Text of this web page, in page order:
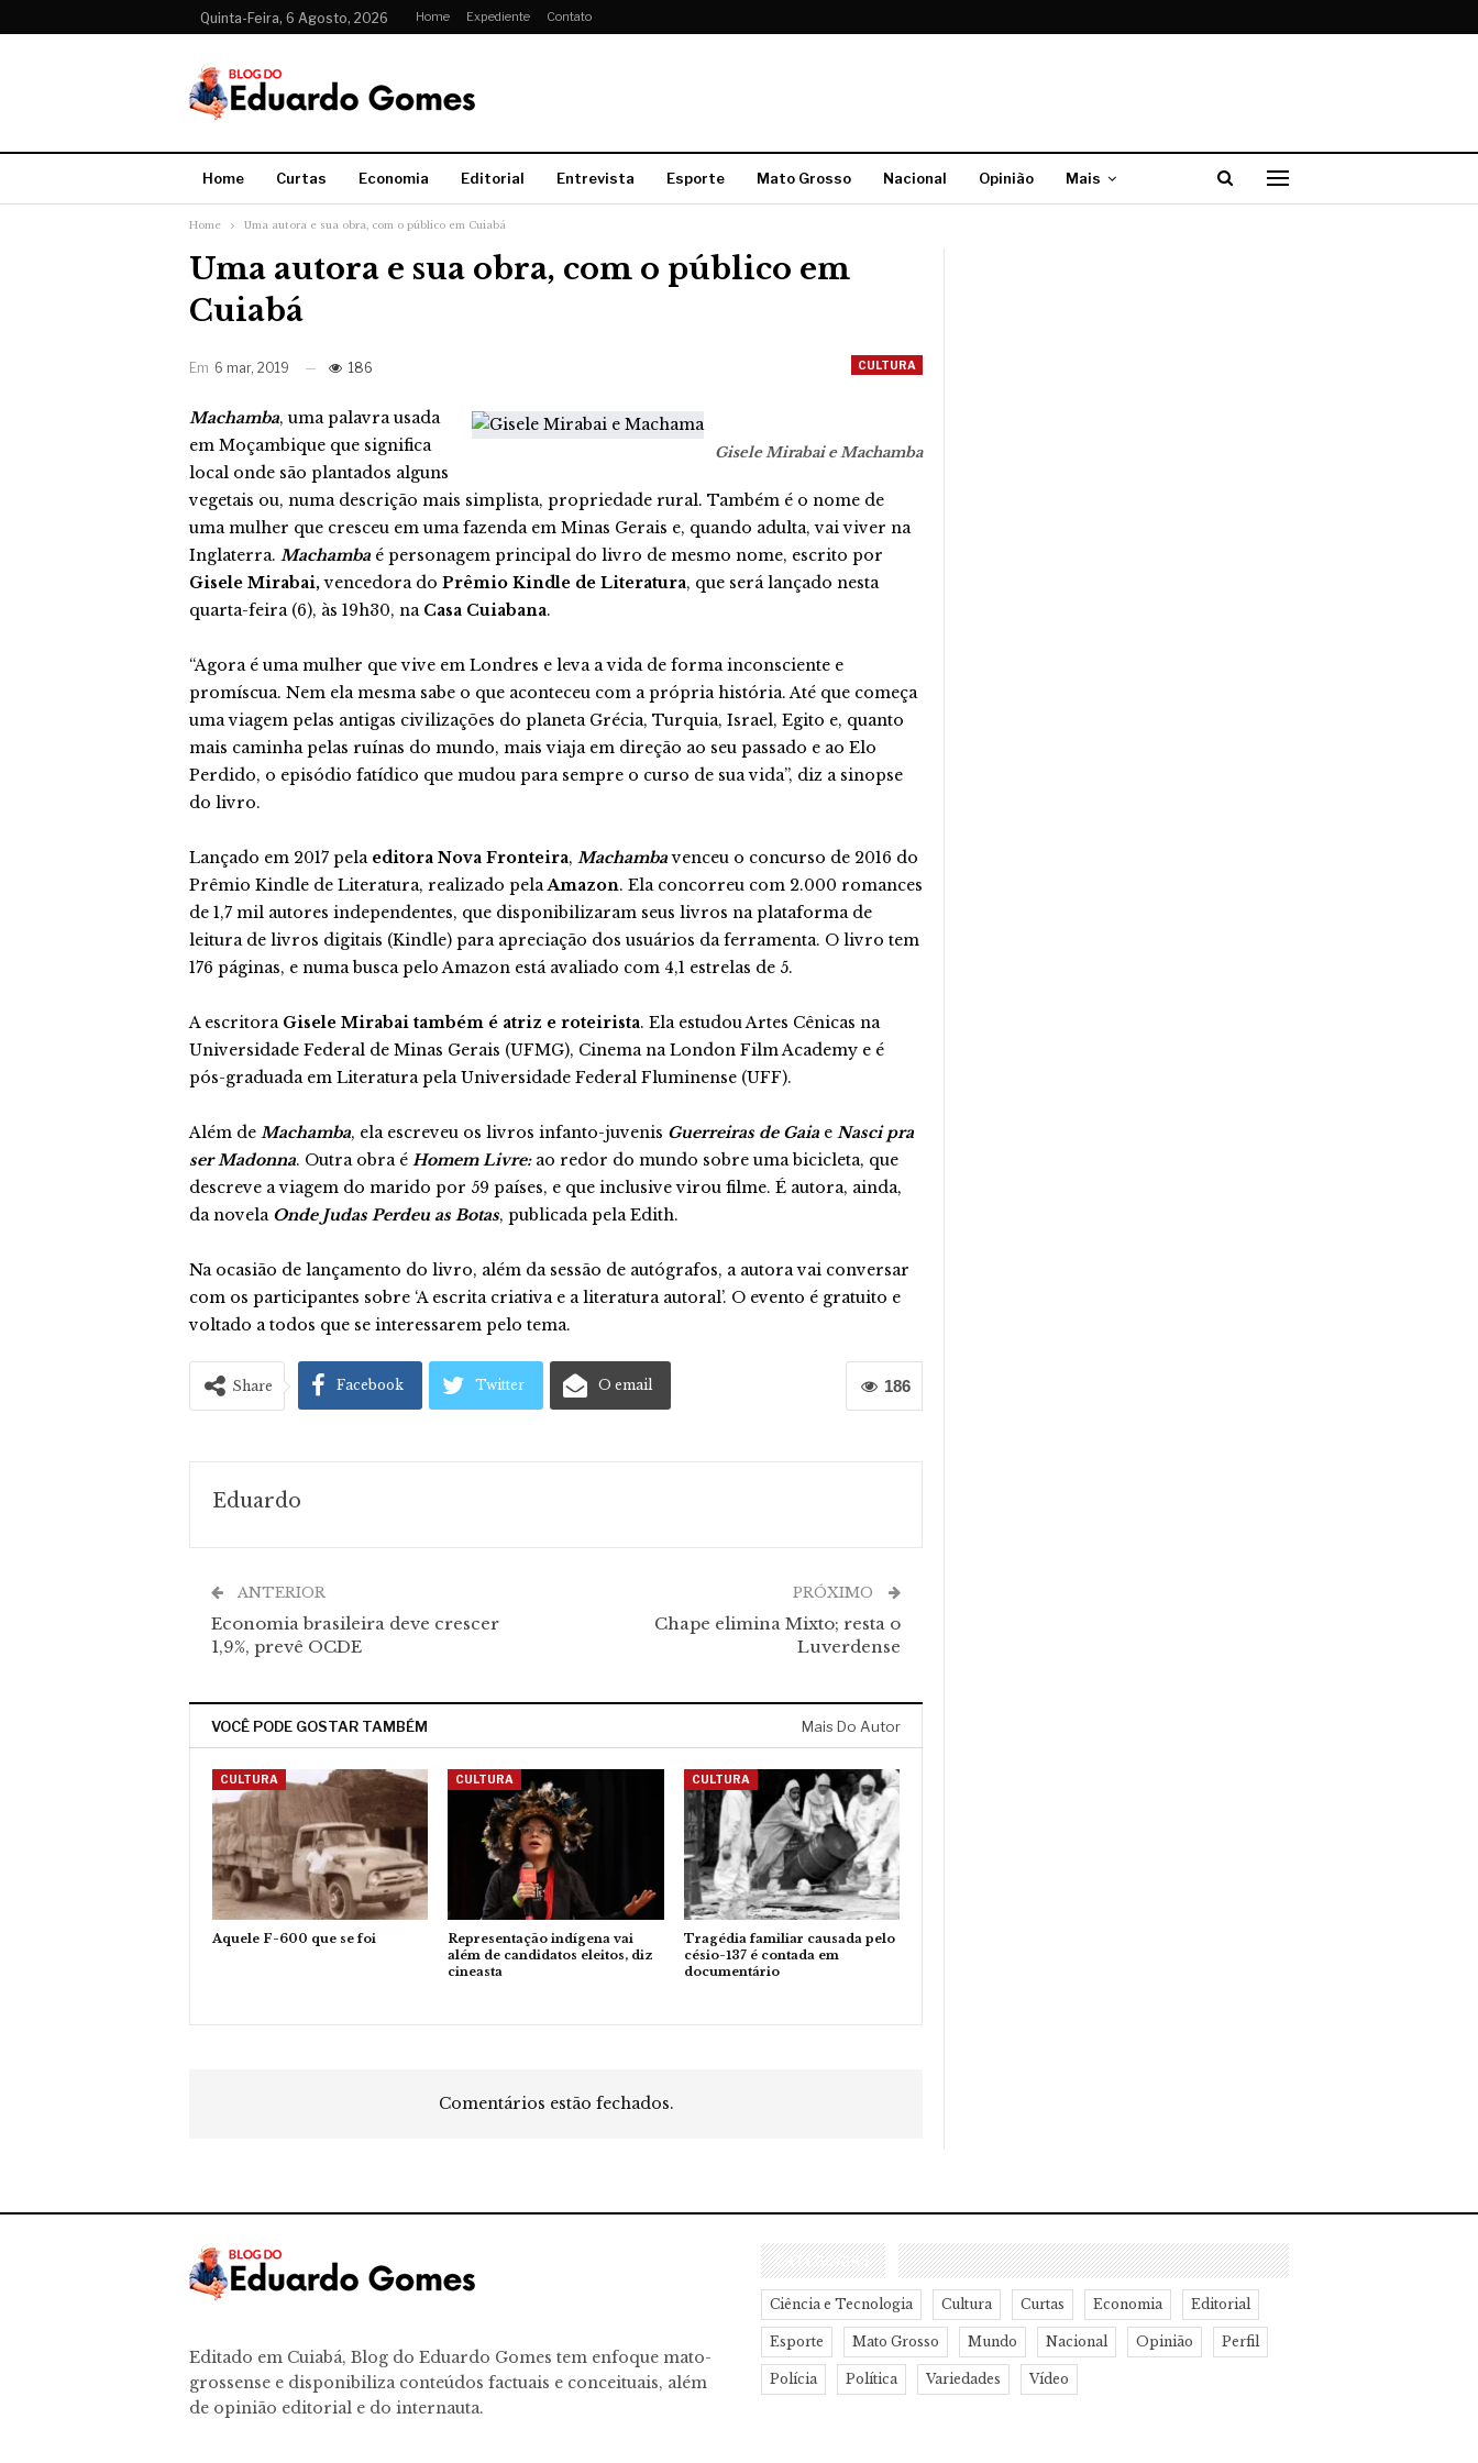
Quinta-Feira, 6 Agosto, 2026 Home Expediente Contato
Home Curtas Economia Editorial Entrevista Esporte Mato Grosso Nacional Opinião Mais
Home Uma autora e sua obra, com o público em Cuiabá
Uma autora e sua obra, com o público em
Cuiabá
CULTURA
Em 6 mar, 2019 186
Gisele Mirabai e Machamba
Machamba, uma palavra usada
em Moçambique que significa
local onde são plantados alguns
vegetais ou, numa descrição mais simplista, propriedade rural. Também é o nome de
uma mulher que cresceu em uma fazenda em Minas Gerais e, quando adulta, vai viver na
Inglaterra. Machamba é personagem principal do livro de mesmo nome, escrito por
Gisele Mirabai,vencedora do Prêmio Kindle de Literatura, que será lançado nesta
quarta-feira (6), às 19h30, na Casa Cuiabana.
“Agora é uma mulher que vive em Londres e leva a vida de forma inconsciente e
promíscua. Nem ela mesma sabe o que aconteceu com a própria história. Até que começa
uma viagem pelas antigas civilizações do planeta Grécia, Turquia, Israel, Egito e, quanto
mais caminha pelas ruínas do mundo, mais viaja em direção ao seu passado e ao Elo
Perdido, o episódio fatídico que mudou para sempre o curso de sua vida”, diz a sinopse
do livro.
Lançado em 2017 pela editora Nova Fronteira, Machambavenceu o concurso de 2016 do
Prêmio Kindle de Literatura, realizado pelaAmazon. Ela concorreu com 2.000 romances
de 1,7 mil autores independentes, que disponibilizaram seus livros na plataforma de
leitura de livros digitais (Kindle) para apreciação dos usuários da ferramenta. O livro tem
176 páginas, e numa busca pelo Amazon está avaliado com 4,1 estrelas de 5.
A escritora Gisele Mirabai também é atriz e roteirista. Ela estudou Artes Cênicas na
Universidade Federal de Minas Gerais (UFMG), Cinema na London Film Academy e é
pós-graduada em Literatura pela Universidade Federal Fluminense (UFF).
Além de Machamba, ela escreveu os livros infanto-juvenis Guerreiras de Gaia e Nasci pra
ser Madonna. Outra obra é Homem Livre:ao redor do mundo sobre uma bicicleta, que
descreve a viagem do marido por 59 países, e que inclusive virou filme. É autora, ainda,
da novela Onde Judas Perdeu as Botas, publicada pela Edith.
Na ocasião de lançamento do livro, além da sessão de autógrafos, a autora vai conversar
com os participantes sobre ‘A escrita criativa e a literatura autoral’. O evento é gratuito e
voltado a todos que se interessarem pelo tema.
186
Share Facebook Twitter O email
Eduardo
ANTERIOR
Economia brasileira deve crescer
1,9%, prevê OCDE
PRÓXIMO
Chape elimina Mixto; resta o
Luverdense
VOCÊ PODE GOSTAR TAMBÉM Mais Do Autor
CULTURA
Aquele F-600 que se foi
CULTURA
Representação indígena vai
além de candidatos eleitos, diz
cineasta
CULTURA
Tragédia familiar causada pelo
césio-137 é contada em
documentário
Comentários estão fechados.
Editado em Cuiabá, Blog do Eduardo Gomes tem enfoque mato-
grossense e disponibiliza conteúdos factuais e conceituais, além
de opinião editorial e do internauta.
CATEGORIAS
Ciência e Tecnologia Cultura Curtas Economia Editorial
Esporte Mato Grosso Mundo Nacional Opinião Perfil
Polícia Política Variedades Vídeo